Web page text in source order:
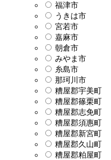
福津市
うきは市
宮若市
嘉麻市
朝倉市
みやま市
糸島市
那珂川市
糟屋郡宇美町
糟屋郡篠栗町
糟屋郡志免町
糟屋郡須惠町
糟屋郡新宮町
糟屋郡久山町
糟屋郡粕屋町